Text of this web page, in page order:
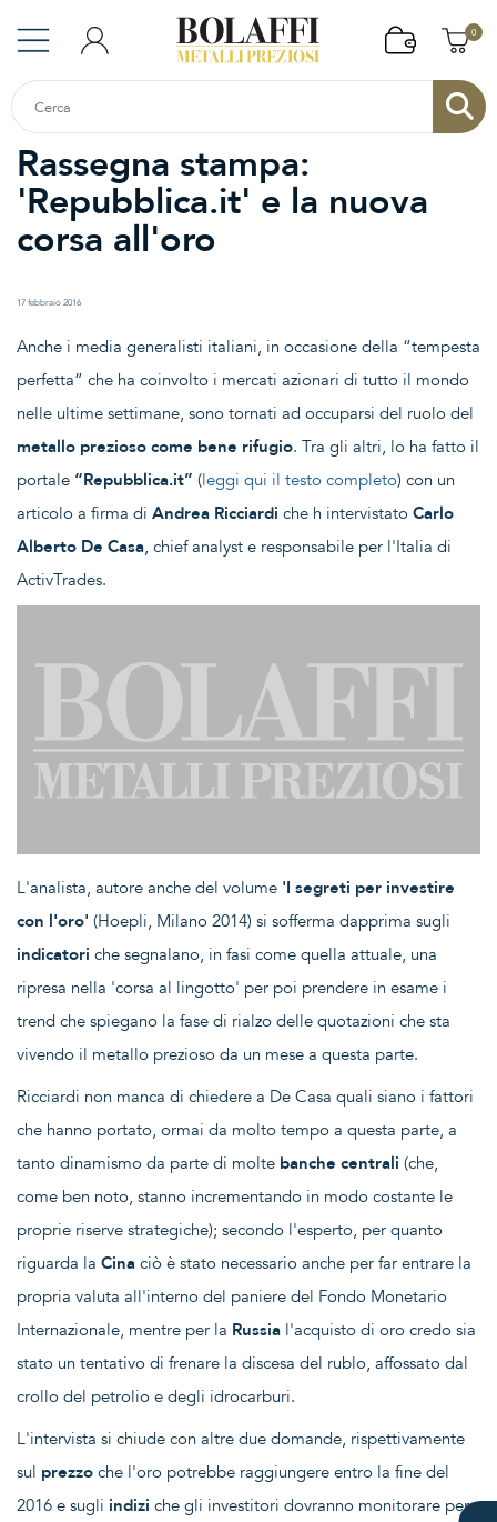
0
Rassegna stampa:
'Repubblica.it' e la nuova
corsa all'oro
17 febbraio 2016
Anche i media generalisti italiani, in occasione della “tempesta
perfetta” che ha coinvolto i mercati azionari di tutto il mondo
nelle ultime settimane, sono tornati ad occuparsi del ruolo del
metallo prezioso come bene rifugio. Tra gli altri, lo ha fatto il
portale “Repubblica.it” (leggi qui il testo completo) con un
articolo a firma di Andrea Ricciardi che h intervistato Carlo
Alberto De Casa, chief analyst e responsabile per l'Italia di
ActivTrades.
L'analista, autore anche del volume 'I segreti per investire
con l'oro' (Hoepli, Milano 2014) si sofferma dapprima sugli
indicatori che segnalano, in fasi come quella attuale, una
ripresa nella 'corsa al lingotto' per poi prendere in esame i
trend che spiegano la fase di rialzo delle quotazioni che sta
vivendo il metallo prezioso da un mese a questa parte.
Ricciardi non manca di chiedere a De Casa quali siano i fattori
che hanno portato, ormai da molto tempo a questa parte, a
tanto dinamismo da parte di molte banche centrali (che,
come ben noto, stanno incrementando in modo costante le
proprie riserve strategiche); secondo l'esperto, per quanto
riguarda la Cina ciò è stato necessario anche per far entrare la
propria valuta all'interno del paniere del Fondo Monetario
Internazionale, mentre per la Russia l'acquisto di oro credo sia
stato un tentativo di frenare la discesa del rublo, affossato dal
crollo del petrolio e degli idrocarburi.
L'intervista si chiude con altre due domande, rispettivamente
sul prezzo che l'oro potrebbe raggiungere entro la fine del
2016 e sugli indizi che gli investitori dovranno monitorare per